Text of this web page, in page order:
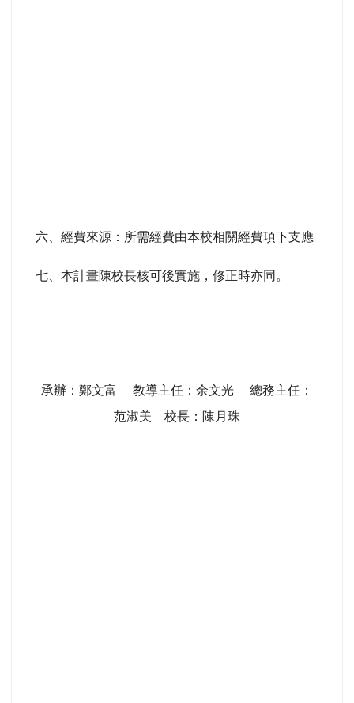
六、經費來源：所需經費由本校相關經費項下支應
七、本計畫陳校長核可後實施，修正時亦同。
承辦：鄭文富 教導主任：余文光
總務主任：
范淑美
校長：陳月珠